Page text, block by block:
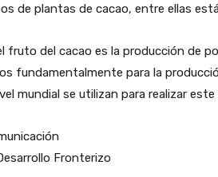
de plantas de cacao, entre ellas
fruto del cacao es la producción de
fundamentalmente para la
mundial se utilizan para realizar
Fronterizo